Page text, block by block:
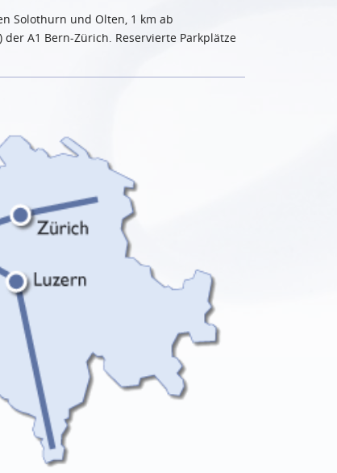
Solothurn und Olten, 1 km ab
A1 Bern-Zürich. Reservierte Parkplätze